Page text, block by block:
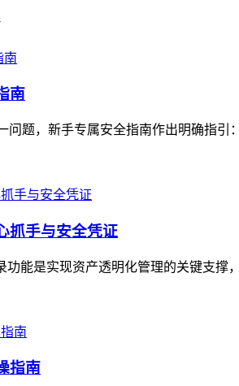
南
问题，新手专属安全指南作出明确指
抓手与安全凭证
功能是实现资产透明化管理的关键支
指南